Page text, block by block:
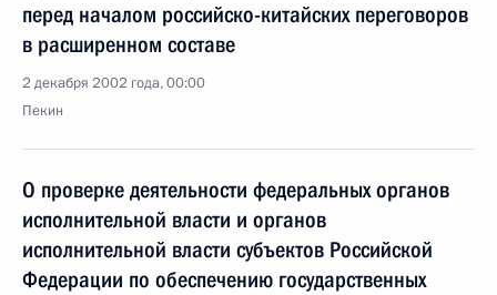
перед началом российско-китайских переговоров
в расширенном составе
2 декабря 2002 года, 00:00
Пекин
О проверке деятельности федеральных органов
исполнительной власти и органов
исполнительной власти субъектов Российской
Федерации по обеспечению государственных